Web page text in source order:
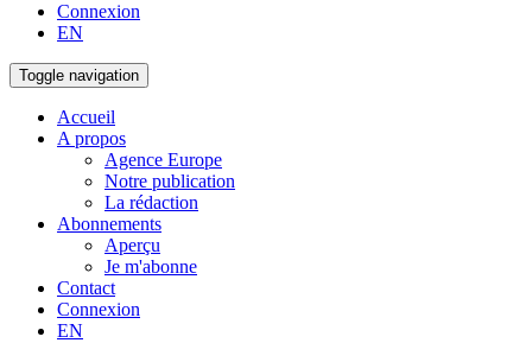
Connexion
EN
Toggle navigation
Accueil
A propos
Agence Europe
Notre publication
La rédaction
Abonnements
Aperçu
Je m'abonne
Contact
Connexion
EN